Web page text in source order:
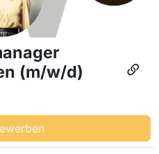
(m/w/d)